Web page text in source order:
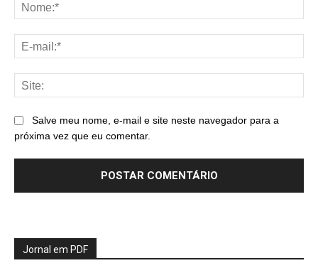
Salve meu nome, e-mail e site neste navegador para a
próxima vez que eu comentar.
Jornal em PDF